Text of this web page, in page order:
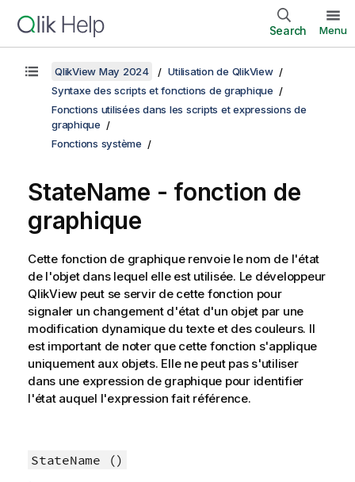
Search Menu
QlikView May 2024
Utilisation de QlikView
Syntaxe des scripts et fonctions de graphique
Fonctions utilisées dans les scripts et expressions de
graphique
Fonctions système
StateName - fonction de
graphique
Cette fonction de graphique renvoie le nom de l'état
de l'objet dans lequel elle est utilisée. Le développeur
QlikView peut se servir de cette fonction pour
signaler un changement d'état d'un objet par une
modification dynamique du texte et des couleurs. Il
est important de noter que cette fonction s'applique
uniquement aux objets. Elle ne peut pas s'utiliser
dans une expression de graphique pour identifier
l'état auquel l'expression fait référence.
StateName ()